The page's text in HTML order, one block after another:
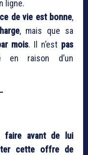
ligne.
de vie est bonne,
, mais que sa
mois. Il n’est pas
en raison d’un
faire avant de lui
cette offre de